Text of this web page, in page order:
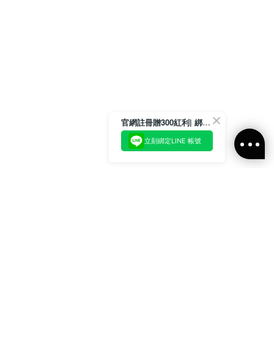
官網註冊贈300紅利| 綁定LINE再領取專屬優惠
立刻綁定LINE 帳號